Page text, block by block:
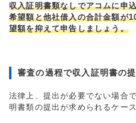
収入証明書類なしでアコムに申
希望額と他社借入の合計金額が
望額を抑えて申告しましょう。
審査の過程で収入証明書の
法律上、提出が必要でない場合
明書類の提出が求められるケー